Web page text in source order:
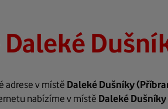
Daleké
adrese v místě Daleké Dušníky
nabízíme v místě Daleké Dušníky